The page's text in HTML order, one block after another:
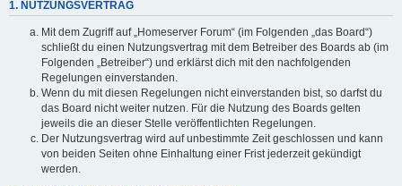
1. NUTZUNGSVERTRAG
Mit dem Zugriff auf „Homeserver Forum“ (im Folgenden „das Board“)
schließt du einen Nutzungsvertrag mit dem Betreiber des Boards ab (im
Folgenden „Betreiber“) und erklärst dich mit den nachfolgenden
Regelungen einverstanden.
Wenn du mit diesen Regelungen nicht einverstanden bist, so darfst du
das Board nicht weiter nutzen. Für die Nutzung des Boards gelten
jeweils die an dieser Stelle veröffentlichten Regelungen.
Der Nutzungsvertrag wird auf unbestimmte Zeit geschlossen und kann
von beiden Seiten ohne Einhaltung einer Frist jederzeit gekündigt
werden.